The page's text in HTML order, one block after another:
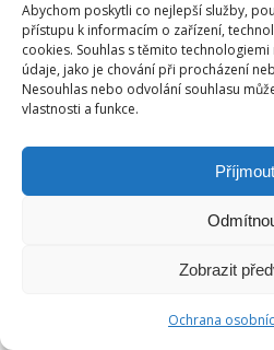
Abychom poskytli co nejlepší služby,
přístupu k informacím o zařízení,
cookies. Souhlas s těmito
údaje, jako je chování při procházení
Nesouhlas nebo odvolání souhlasu
vlastnosti a funkce.
Příjmout
Zobrazit
Ochrana